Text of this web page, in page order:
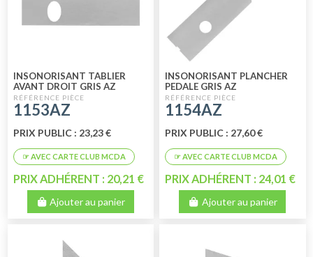
INSONORISANT TABLIER
AVANT DROIT GRIS AZ
1153AZ
PRIX PUBLIC : 23,23 €
PRIX ADHÉRENT : 20,21 €
Ajouter au panier
INSONORISANT PLANCHER
PEDALE GRIS AZ
1154AZ
PRIX PUBLIC : 27,60 €
PRIX ADHÉRENT : 24,01 €
Ajouter au panier